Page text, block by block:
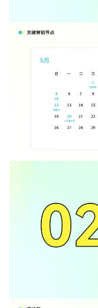
品牌消费观
新零售资讯
培训课程
私域课程
商家社区
合作共进